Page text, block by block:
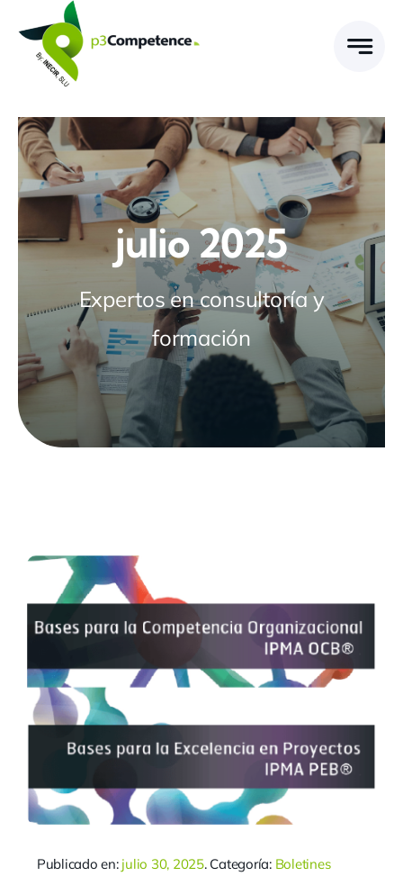
content
julio 2025
Expertos en consultoría y
formación
Publicado en: julio 30, 2025. Categoría: Boletines